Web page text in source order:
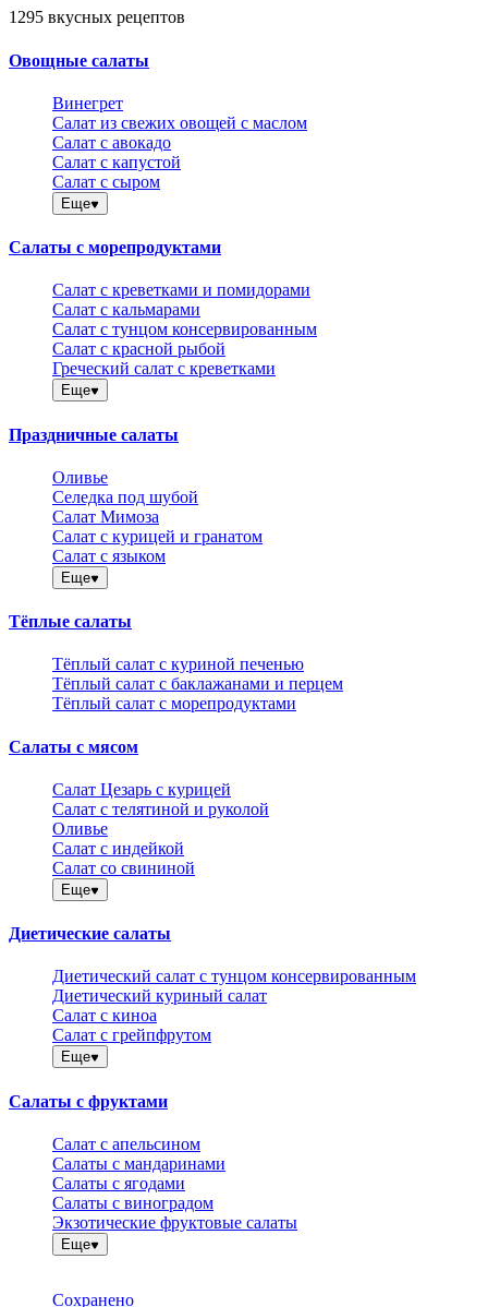
1295 вкусных рецептов
Овощные салаты
Винегрет
Салат из свежих овощей с маслом
Салат с авокадо
Салат с капустой
Салат с сыром
Еще
Салаты с морепродуктами
Салат с креветками и помидорами
Салат с кальмарами
Салат с тунцом консервированным
Салат с красной рыбой
Греческий салат с креветками
Еще
Праздничные салаты
Оливье
Селедка под шубой
Салат Мимоза
Салат с курицей и гранатом
Салат с языком
Еще
Тёплые салаты
Тёплый салат с куриной печенью
Тёплый салат с баклажанами и перцем
Тёплый салат с морепродуктами
Салаты с мясом
Салат Цезарь с курицей
Салат с телятиной и руколой
Оливье
Салат с индейкой
Салат со свининой
Еще
Диетические салаты
Диетический салат с тунцом консервированным
Диетический куриный салат
Салат с киноа
Салат с грейпфрутом
Еще
Салаты с фруктами
Салат с апельсином
Салаты с мандаринами
Салаты с ягодами
Салаты с виноградом
Экзотические фруктовые салаты
Еще
Сохранено